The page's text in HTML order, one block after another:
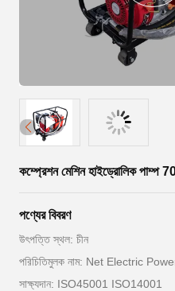
কম্প্রেশন মেশিন হাইড্রোলিক পাম্প
পণ্যের বিবরণ
উৎপত্তি স্থল: চীন
পরিচিতিমুলক নাম: Net Electric
সাক্ষ্যদান: ISO45001 ISO14001